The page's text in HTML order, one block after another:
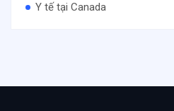
Y tế tại Canada